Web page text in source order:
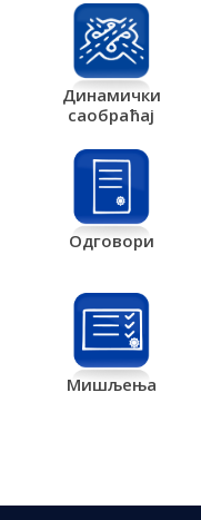
Динамички
саобраћај
Одговори
Мишљења